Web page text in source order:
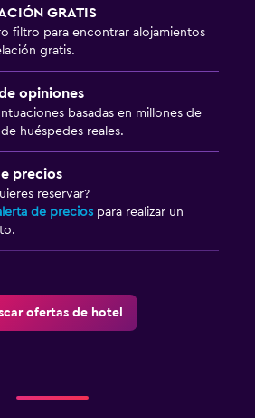
GRATIS
filtro para encontrar alojamientos
gratis.
opiniones
basadas en millones de
huéspedes reales.
precios
reservar?
de precios para realizar un
ofertas de hotel